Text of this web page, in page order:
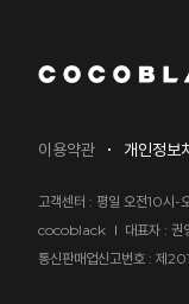
이용약관 개인정보
고객센터 : 평일 오전10시-
cocoblack
대표자 : 권
통신판매업신고번호 : 제